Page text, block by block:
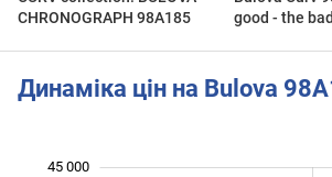
CHRONOGRAPH 98A185
good - the
Динаміка цін на Bulova
45 000